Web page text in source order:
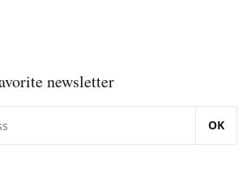
newsletter
OK